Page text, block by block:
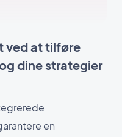
ved at tilføre
dine strategier
en